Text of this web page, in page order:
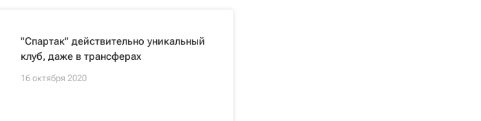
"Спартак" действительно уникальный
клуб, даже в трансферах
16 октября 2020